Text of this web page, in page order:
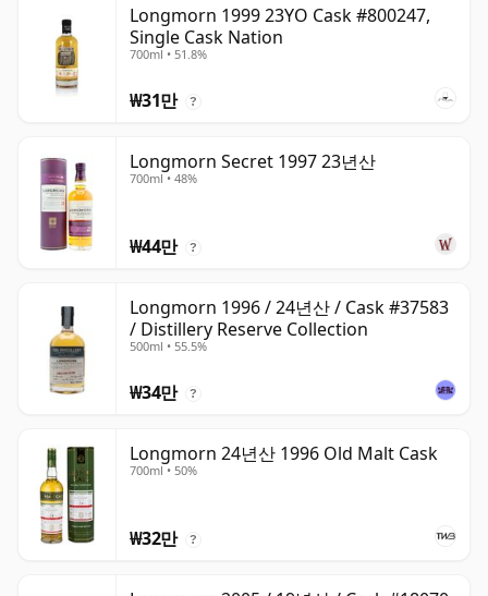
Longmorn 1999 23YO Cask #800247,
Single Cask Nation
700ml • 51.8%
₩31만 ?
Longmorn Secret 1997 23년산
700ml • 48%
₩44만 ?
Longmorn 1996 / 24년산 / Cask #37583
/ Distillery Reserve Collection
500ml • 55.5%
₩34만 ?
Longmorn 24년산 1996 Old Malt Cask
700ml • 50%
₩32만 ?